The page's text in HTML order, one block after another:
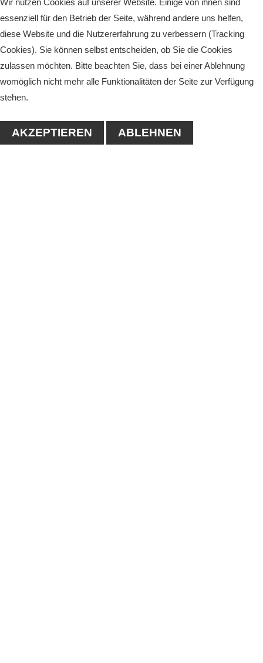
Wir nutzen Cookies auf unserer Website. Einige von ihnen sind
essenziell für den Betrieb der Seite, während andere uns helfen,
diese Website und die Nutzererfahrung zu verbessern (Tracking
Cookies). Sie können selbst entscheiden, ob Sie die Cookies
zulassen möchten. Bitte beachten Sie, dass bei einer Ablehnung
womöglich nicht mehr alle Funktionalitäten der Seite zur Verfügung
stehen.
AKZEPTIEREN ABLEHNEN